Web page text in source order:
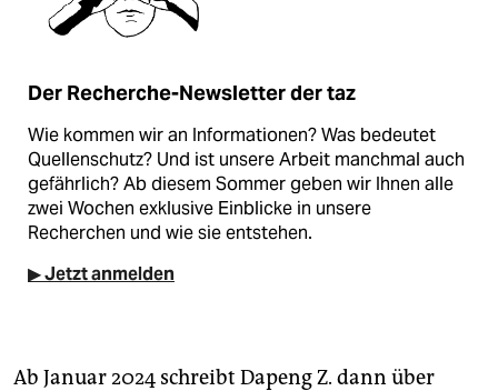
Der Recherche-Newsletter der taz
Wie kommen wir an Informationen? Was bedeutet
Quellenschutz? Und ist unsere Arbeit manchmal auch
gefährlich? Ab diesem Sommer geben wir Ihnen alle
zwei Wochen exklusive Einblicke in unsere
Recherchen und wie sie entstehen.
▶ Jetzt anmelden
Ab Januar 2024 schreibt Dapeng Z. dann über